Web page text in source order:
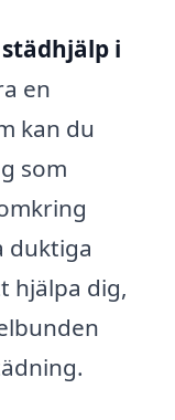
städhjälp i
en
kan du
som
duktiga
hjälpa dig,